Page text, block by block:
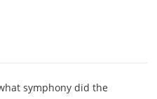
symphony did the